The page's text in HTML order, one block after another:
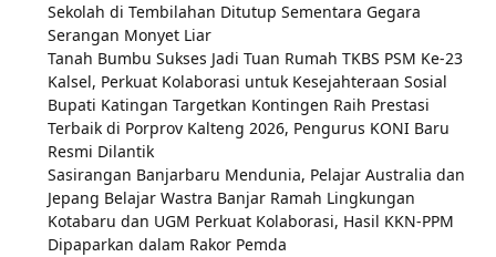
Sekolah di Tembilahan Ditutup Sementara Gegara
Serangan Monyet Liar
Tanah Bumbu Sukses Jadi Tuan Rumah TKBS PSM Ke-23
Kalsel, Perkuat Kolaborasi untuk Kesejahteraan Sosial
Bupati Katingan Targetkan Kontingen Raih Prestasi
Terbaik di Porprov Kalteng 2026, Pengurus KONI Baru
Resmi Dilantik
Sasirangan Banjarbaru Mendunia, Pelajar Australia dan
Jepang Belajar Wastra Banjar Ramah Lingkungan
Kotabaru dan UGM Perkuat Kolaborasi, Hasil KKN-PPM
Dipaparkan dalam Rakor Pemda